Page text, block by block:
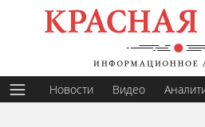
Новости Видео